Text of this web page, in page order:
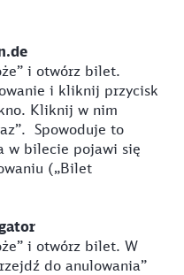
i otwórz bilet.
i kliknij przycisk
Kliknij w nim
Spowoduje to
w bilecie pojawi się
(„Bilet
i otwórz bilet. W
do anulowania”